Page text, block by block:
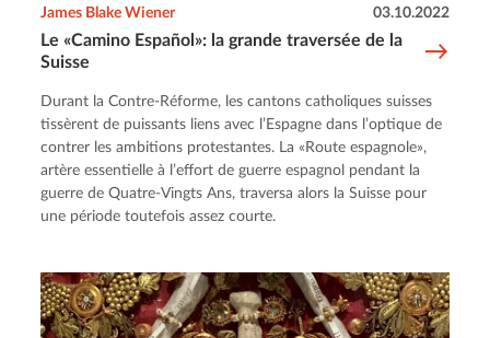
Le «Camino Español»: la grande traversée de la
Suisse
James Blake Wiener 03.10.2022
Durant la Contre-Réforme, les cantons catholiques suisses
tissèrent de puissants liens avec l’Espagne dans l’optique de
contrer les ambitions protestantes. La «Route espagnole»,
artère essentielle à l’effort de guerre espagnol pendant la
guerre de Quatre-Vingts Ans, traversa alors la Suisse pour
une période toutefois assez courte.